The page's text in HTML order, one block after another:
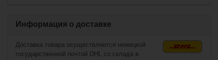
Информация о доставке
Доставка товара осуществляется немецкой
государственной почтой DHL со склада в